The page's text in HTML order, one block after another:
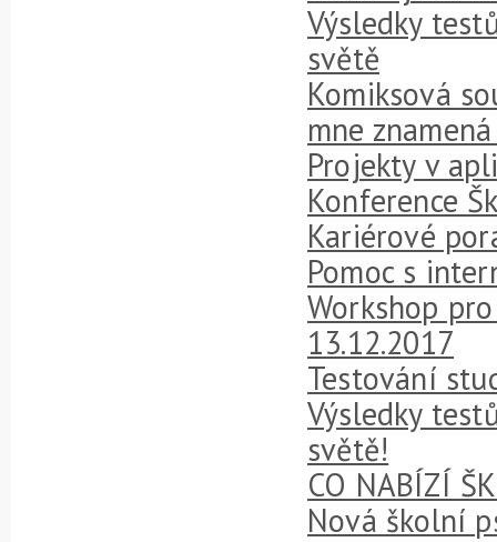
Výsledky
světě
Komiksová
mne
Projekty v
Konference
Kariérové
Pomoc s
Workshop
13.12.2017
Testování
Výsledky
světě!
CO NABÍZÍ
Nová školní